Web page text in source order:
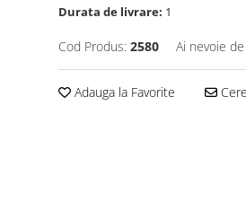
Durata de livrare: 1
Cod Produs: 2580 Ai nevoie
Adauga la Favorite